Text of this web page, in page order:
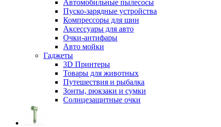
Автомобильные пылесосы
Пуско-зарядные устройства
Компрессоры для шин
Аксессуары для авто
Очки-антифары
Авто мойки
Гаджеты
3D Принтеры
Товары для животных
Путешествия и рыбалка
Зонты, рюкзаки и сумки
Солнцезащитные очки